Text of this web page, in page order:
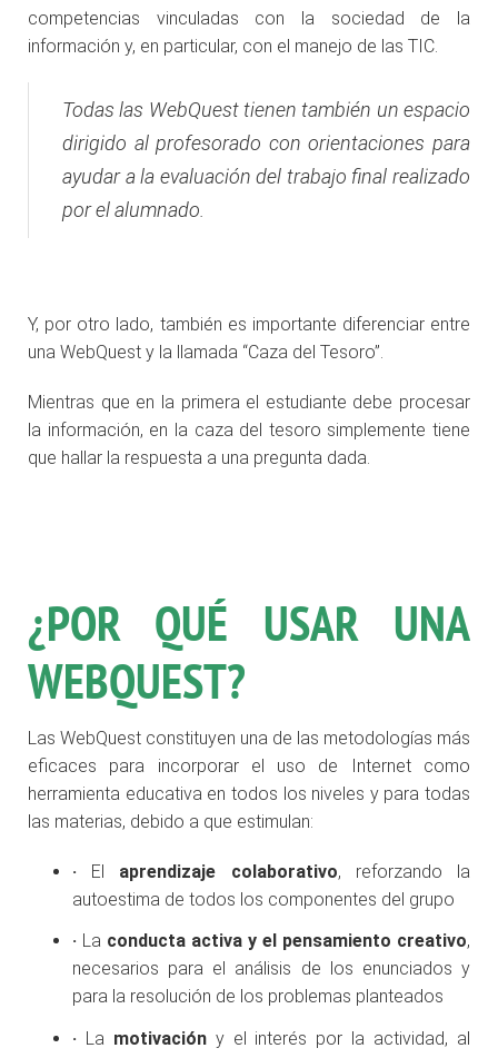
competencias vinculadas con la sociedad de la
información y, en particular, con el manejo de las TIC.
Todas las WebQuest tienen también un espacio
dirigido al profesorado con orientaciones para
ayudar a la evaluación del trabajo final realizado
por el alumnado.
Y, por otro lado, también es importante diferenciar entre
una WebQuest y la llamada “Caza del Tesoro”.
Mientras que en la primera el estudiante debe procesar
la información, en la caza del tesoro simplemente tiene
que hallar la respuesta a una pregunta dada.
¿POR QUÉ USAR UNA
WEBQUEST?
Las WebQuest constituyen una de las metodologías más
eficaces para incorporar el uso de Internet como
herramienta educativa en todos los niveles y para todas
las materias, debido a que estimulan:
· El aprendizaje colaborativo, reforzando la
autoestima de todos los componentes del grupo
· La conducta activa y el pensamiento creativo,
necesarios para el análisis de los enunciados y
para la resolución de los problemas planteados
· La motivacióny el interés por la actividad, al